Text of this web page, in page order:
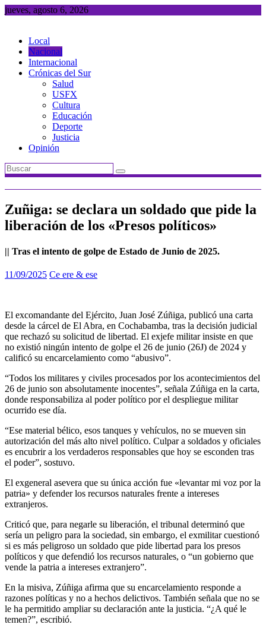
Saltar
jueves, agosto 6, 2026
Local
Nacional
Internacional
Crónicas del Sur
Salud
USFX
Cultura
Educación
Deporte
Justicia
Opinión
Zuñiga: se declara un soldado que pide la
liberación de los «Presos políticos»
|| Tras el intento de golpe de Estado de Junio de 2025.
11/09/2025 Ce ere & ese
El excomandante del Ejército, Juan José Zúñiga, publicó una carta
desde la cárcel de El Abra, en Cochabamba, tras la decisión judicial
que rechazó su solicitud de libertad. El exjefe militar insiste en que
no existió ningún intento de golpe el 26 de junio (26J) de 2024 y
calificó su encarcelamiento como “abusivo”.
“Todos los militares y civiles procesados por los acontecimientos del
26 de junio son absolutamente inocentes”, señala Zúñiga en la carta,
donde responsabiliza al poder político por el despliegue militar
ocurrido ese día.
“Ese material bélico, esos tanques y vehículos, no se mueven sin
autorización del más alto nivel político. Culpar a soldados y oficiales
es encubrir a los verdaderos responsables que hoy se esconden tras
el poder”, sostuvo.
El exgeneral asevera que su única acción fue «levantar mi voz por la
patria» y defender los recursos naturales frente a intereses
extranjeros.
Criticó que, para negarle su liberación, el tribunal determinó que
sería un peligro para la sociedad, sin embargo, el exmilitar cuestionó
si es más peligroso un soldado que pide libertad para los presos
políticos y que defendió los recursos naturales, o “un gobierno que
vende la patria a intereses extranjero”.
En la misiva, Zúñiga afirma que su encarcelamiento responde a
razones políticas y no a hechos delictivos. También señala que no se
le ha permitido ampliar su declaración ante la justicia. “¿A qué le
temen?”, escribió.